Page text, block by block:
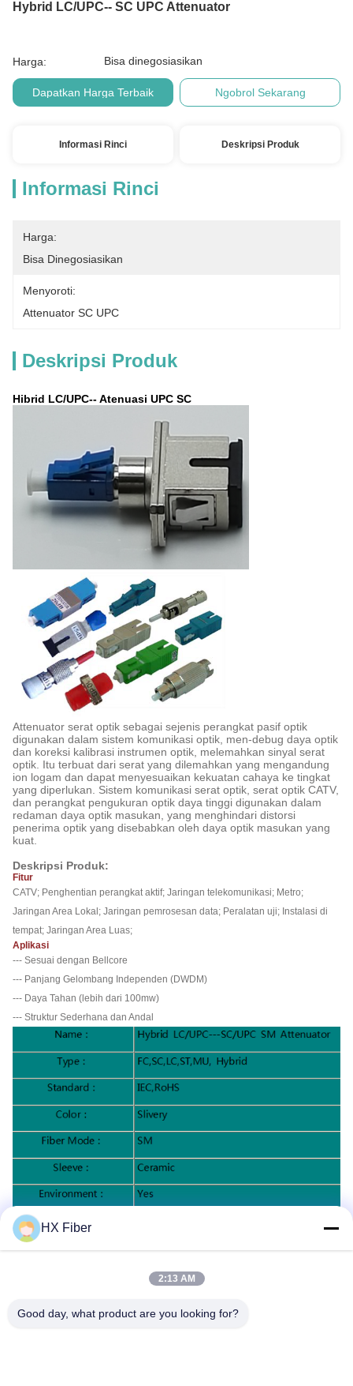
Hybrid LC/UPC-- SC UPC Attenuator
Harga: Bisa dinegosiasikan
Dapatkan Harga Terbaik Ngobrol Sekarang
Informasi Rinci Deskripsi Produk
Informasi Rinci
Harga:
Bisa Dinegosiasikan
Menyoroti:
Attenuator SC UPC
Deskripsi Produk
Hibrid LC/UPC-- Atenuasi UPC SC
Attenuator serat optik sebagai sejenis perangkat pasif optik
digunakan dalam sistem komunikasi optik, men-debug daya optik
dan koreksi kalibrasi instrumen optik, melemahkan sinyal serat
optik. Itu terbuat dari serat yang dilemahkan yang mengandung
ion logam dan dapat menyesuaikan kekuatan cahaya ke tingkat
yang diperlukan. Sistem komunikasi serat optik, serat optik CATV,
dan perangkat pengukuran optik daya tinggi digunakan dalam
redaman daya optik masukan, yang menghindari distorsi
penerima optik yang disebabkan oleh daya optik masukan yang
kuat.
Deskripsi Produk:
Fitur
CATV; Penghentian perangkat aktif; Jaringan telekomunikasi; Metro;
Jaringan Area Lokal; Jaringan pemrosesan data; Peralatan uji; Instalasi di
tempat; Jaringan Area Luas;
Aplikasi
--- Sesuai dengan Bellcore
--- Panjang Gelombang Independen (DWDM)
--- Daya Tahan (lebih dari 100mw)
--- Struktur Sederhana dan Andal
Spesifikasi:
HX Fiber
2:13 AM
Good day, what product are you looking for?